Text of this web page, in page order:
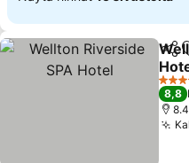
Jaa
4
8,8